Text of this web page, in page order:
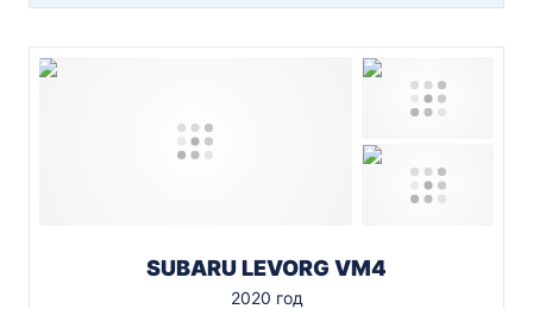
SUBARU LEVORG VM4
2020 год